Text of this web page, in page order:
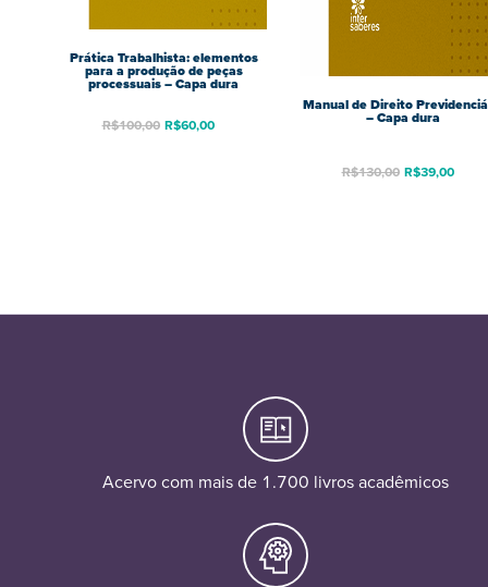
Prática Trabalhista: elementos
para a produção de peças
processuais – Capa dura
R$100,00 R$60,00
Manual de Direito
– Capa dura
R$130,00 R$39,00
Acervo com mais de 1.700 livros acadêmicos